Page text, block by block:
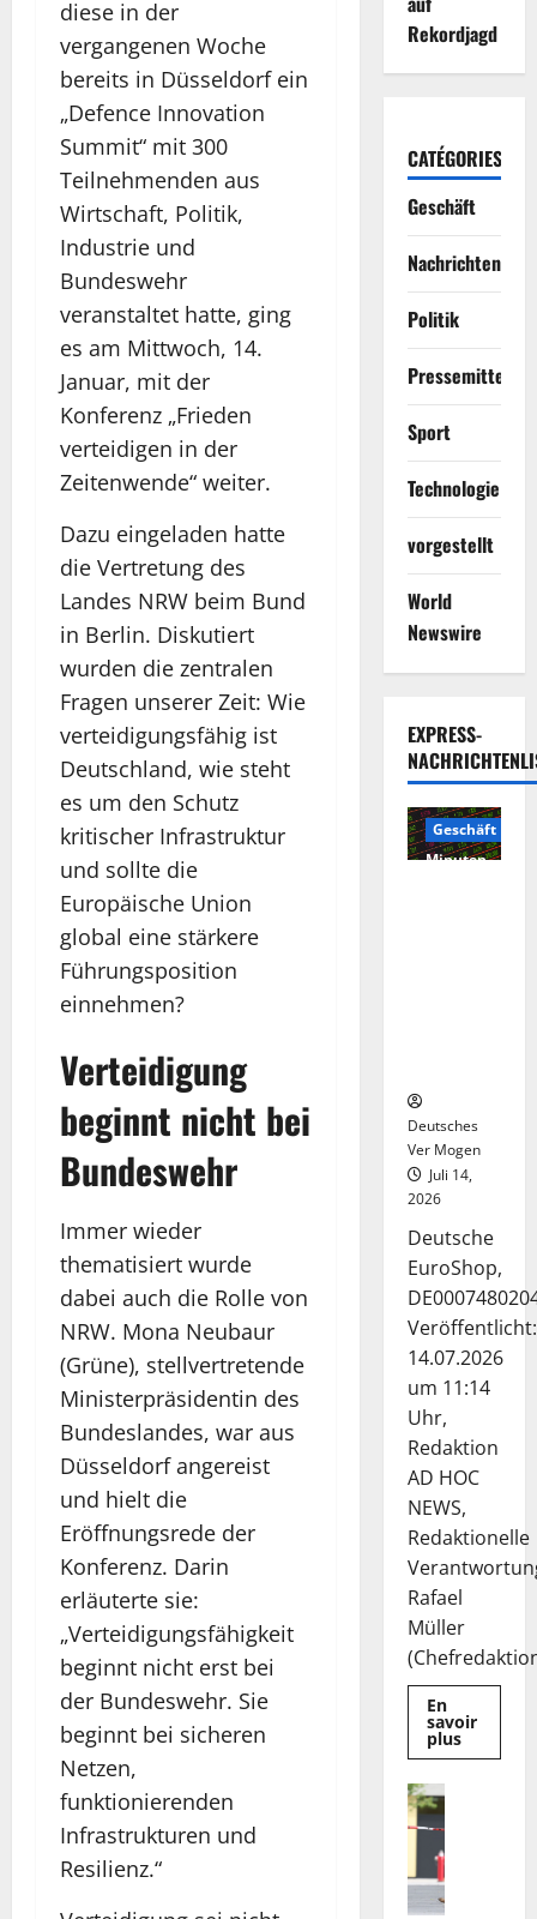
diese in der
vergangenen Woche
bereits in Düsseldorf ein
„Defence Innovation
Summit“ mit 300
Teilnehmenden aus
Wirtschaft, Politik,
Industrie und
Bundeswehr
veranstaltet hatte, ging
es am Mittwoch, 14.
Januar, mit der
Konferenz „Frieden
verteidigen in der
Zeitenwende“ weiter.
Dazu eingeladen hatte
die Vertretung des
Landes NRW beim Bund
in Berlin. Diskutiert
wurden die zentralen
Fragen unserer Zeit: Wie
verteidigungsfähig ist
Deutschland, wie steht
es um den Schutz
kritischer Infrastruktur
und sollte die
Europäische Union
global eine stärkere
Führungsposition
einnehmen?
Verteidigung
beginnt nicht bei
Bundeswehr
Immer wieder
thematisiert wurde
dabei auch die Rolle von
NRW. Mona Neubaur
(Grüne), stellvertretende
Ministerpräsidentin des
Bundeslandes, war aus
Düsseldorf angereist
und hielt die
Eröffnungsrede der
Konferenz. Darin
erläuterte sie:
„Verteidigungsfähigkeit
beginnt nicht erst bei
der Bundeswehr. Sie
beginnt bei sicheren
Netzen,
funktionierenden
Infrastrukturen und
Resilienz.“
Rekordjagd
CATÉGORIES
Geschäft
Nachrichten
Politik
Sport
Technologie
vorgestellt
World
Newswire
EXPRESS-
2
Minuten
Geschäft
Deutsches
Ver Mogen
Juli 14,
2026
Deutsche
EuroShop,
Veröffentlicht:
14.07.2026
um 11:14
Uhr,
Redaktion
AD HOC
NEWS,
Redaktionelle
Rafael
Müller
En
savoir
plusMehr